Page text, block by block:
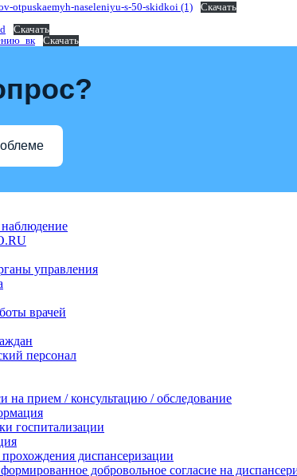
otpuskaemyh-naseleniyu-s-50-skidkoi (1)
Скачать
Скачать
Скачать
управления
врачей
персонал
на прием / консультацию / обследование
госпитализации
диспансеризации
добровольное согласие на